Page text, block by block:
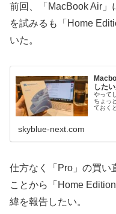
前回、「MacBook Air
を試みるも「Home
いた。
した
やって
ちょっ
ておく
skyblue-next.com
仕方なく「Pro」の買い
ことから「Home
緯を報告したい。